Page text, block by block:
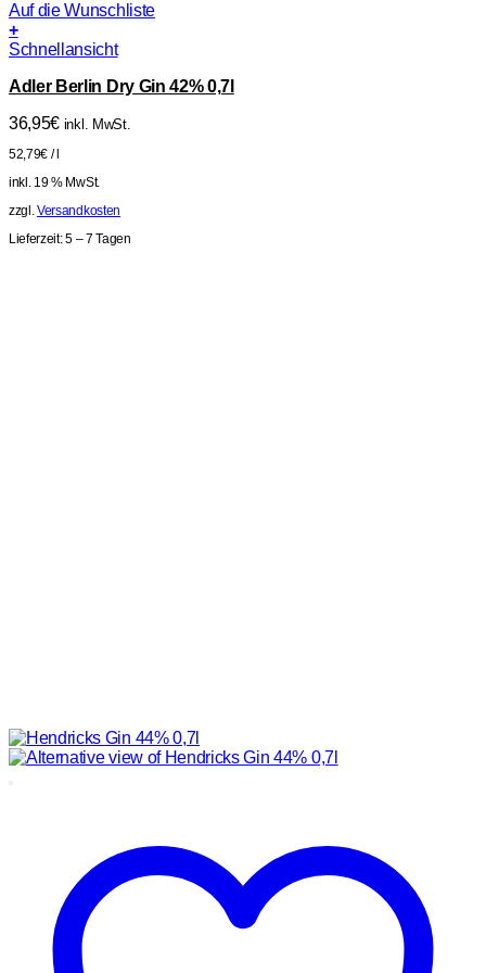
Auf die Wunschliste
+
Schnellansicht
Adler Berlin Dry Gin 42% 0,7l
36,95€ inkl. MwSt.
52,79€ /
inkl. 19 % MwSt.
zzgl.Versandkosten
Lieferzeit:5 – 7 Tagen